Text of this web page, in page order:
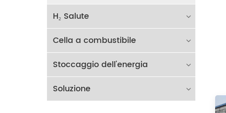
H₂ Salute
Cella a combustibile
Stoccaggio dell'energia
Soluzione